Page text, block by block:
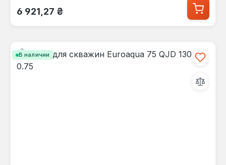
Обычная цена:
6 921,27 ₴
В наличии